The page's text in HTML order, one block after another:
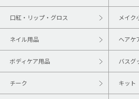
口紅・リップ・グロス メイク
ネイル用品 ヘアケ
ボディケア用品 バスグ
チーク キット